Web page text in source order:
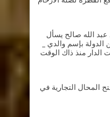
)السائل عبد الله صالح يسأل
بإسم والدي _
الدار منذ ذاك الوقت
) حكم فتح المحال التجارية في